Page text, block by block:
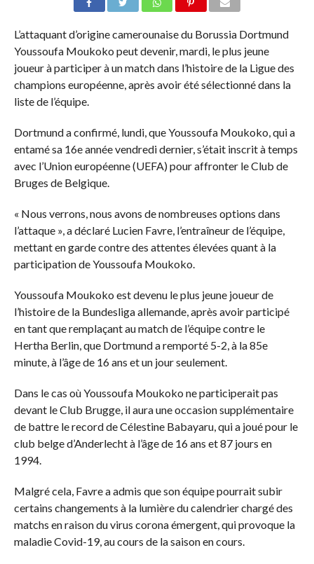
L’attaquant d’origine camerounaise du Borussia Dortmund
Youssoufa Moukoko peut devenir, mardi, le plus jeune
joueur à participer à un match dans l’histoire de la Ligue des
champions européenne, après avoir été sélectionné dans la
liste de l’équipe.
Dortmund a confirmé, lundi, que Youssoufa Moukoko, qui a
entamé sa 16e année vendredi dernier, s’était inscrit à temps
avec l’Union européenne (UEFA) pour affronter le Club de
Bruges de Belgique.
« Nous verrons, nous avons de nombreuses options dans
l’attaque », a déclaré Lucien Favre, l’entraîneur de l’équipe,
mettant en garde contre des attentes élevées quant à la
participation de Youssoufa Moukoko.
Youssoufa Moukoko est devenu le plus jeune joueur de
l’histoire de la Bundesliga allemande, après avoir participé
en tant que remplaçant au match de l’équipe contre le
Hertha Berlin, que Dortmund a remporté 5-2, à la 85e
minute, à l’âge de 16 ans et un jour seulement.
Dans le cas où Youssoufa Moukoko ne participerait pas
devant le Club Brugge, il aura une occasion supplémentaire
de battre le record de Célestine Babayaru, qui a joué pour le
club belge d’Anderlecht à l’âge de 16 ans et 87 jours en
1994.
Malgré cela, Favre a admis que son équipe pourrait subir
certains changements à la lumière du calendrier chargé des
matchs en raison du virus corona émergent, qui provoque la
maladie Covid-19, au cours de la saison en cours.